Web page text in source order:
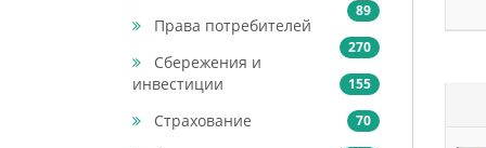
89
Права потребителей
270
Сбережения и
инвестиции
155
Страхование 70